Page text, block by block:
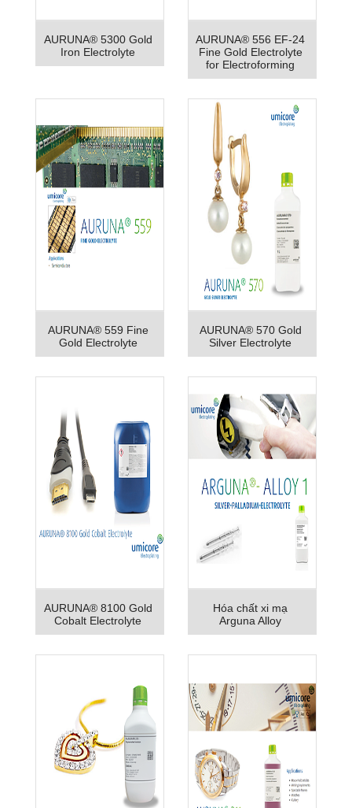
AURUNA® 5300 Gold
Iron Electrolyte
AURUNA® 556 EF-24
Fine Gold Electrolyte
for Electroforming
AURUNA® 559 Fine
Gold Electrolyte
AURUNA® 570 Gold
Silver Electrolyte
AURUNA® 8100 Gold
Cobalt Electrolyte
Hóa chất xi mạ
Arguna Alloy